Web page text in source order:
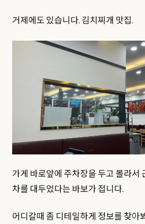
거제에도 있습니다. 김치찌개 맛집.
가게 바로앞에 주차장을 두고 몰라서
차를 대두었다는 바보가 접니다.
어디갈때 좀 디테일하게 정보를 찾아